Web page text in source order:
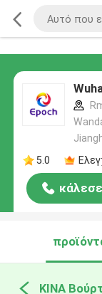
5.0
ΚΙΝΑ